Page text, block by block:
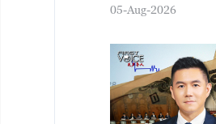
05-Aug-2026